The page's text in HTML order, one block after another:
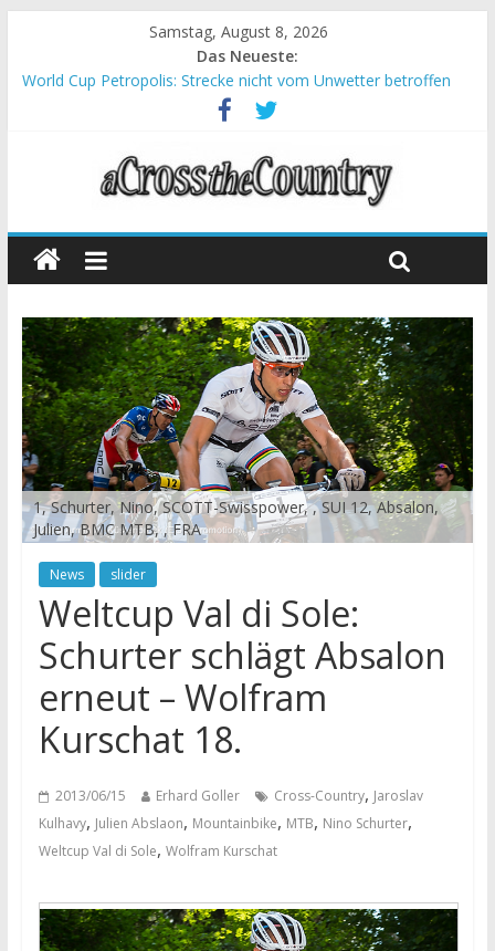
Samstag, August 8, 2026
Das Neueste:
World Cup Petropolis: Strecke nicht vom Unwetter betroffen
Krumbach und Obergessertshausen: Mountainbike-Bundesliga
Supercup Massi Banyoles: Siege für Carod und Richards
Halbzeit beim Andalucia Bike Race: Weltmeister Seewald führt
Chelva: Schweizer Doppelsieg beim ersten XCO-Rennen der
1, Schurter, Nino, SCOTT-Swisspower, , SUI 12, Absalon,
Julien, BMC MTB, , FRA
News slider
Weltcup Val di Sole:
Schurter schlägt Absalon
erneut – Wolfram
Kurschat 18.
2013/06/15 Erhard Goller Cross-Country, Jaroslav
Kulhavy, Julien Abslaon, Mountainbike, MTB, Nino Schurter,
Weltcup Val di Sole, Wolfram Kurschat